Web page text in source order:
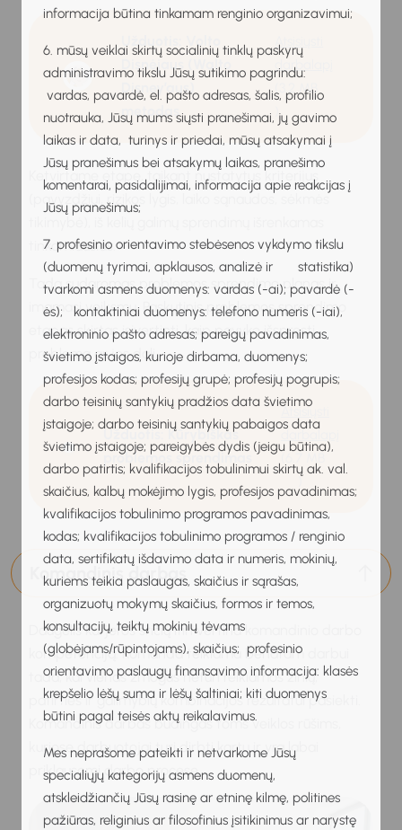
informacija būtina tinkamam renginio organizavimui;
6. mūsų veiklai skirtų socialinių tinklų paskyrų
administravimo tikslu Jūsų sutikimo pagrindu:
vardas, pavardė, el. pašto adresas, šalis, profilio
nuotrauka, Jūsų mums siųsti pranešimai, jų gavimo
laikas ir data, turinys ir priedai, mūsų atsakymai į
Jūsų pranešimus bei atsakymų laikas, pranešimo
komentarai, pasidalijimai, informacija apie reakcijas į
Jūsų pranešimus;
7. profesinio orientavimo stebėsenos vykdymo tikslu
(duomenų tyrimai, apklausos, analizė ir statistika)
tvarkomi asmens duomenys: vardas (-ai); pavardė (-
ės); kontaktiniai duomenys: telefono numeris (-iai),
elektroninio pašto adresas; pareigų pavadinimas,
švietimo įstaigos, kurioje dirbama, duomenys;
profesijos kodas; profesijų grupė; profesijų pogrupis;
darbo teisinių santykių pradžios data švietimo
įstaigoje; darbo teisinių santykių pabaigos data
švietimo įstaigoje; pareigybės dydis (jeigu būtina),
darbo patirtis; kvalifikacijos tobulinimui skirtų ak. val.
skaičius, kalbų mokėjimo lygis, profesijos pavadinimas;
kvalifikacijos tobulinimo programos pavadinimas,
kodas; kvalifikacijos tobulinimo programos / renginio
data, sertifikatų išdavimo data ir numeris, mokinių,
kuriems teikia paslaugas, skaičius ir sąrašas,
organizuotų mokymų skaičius, formos ir temos,
konsultacijų, teiktų mokinių tėvams
(globėjams/rūpintojams), skaičius; profesinio
orientavimo paslaugų finansavimo informacija: klasės
krepšelio lėšų suma ir lėšų šaltiniai; kiti duomenys
būtini pagal teisės aktų reikalavimus.
Mes neprašome pateikti ir netvarkome Jūsų
specialiųjų kategorijų asmens duomenų,
atskleidžiančių Jūsų rasinę ar etninę kilmę, politines
pažiūras, religinius ar filosofinius įsitikinimus ar narystę
Užduotis: Volto
Disnėjaus (Walto
Disney’aus)
Atsisiųsti
darbalapį
(3.2 MB
)
Ketvirtame etape, taikant nustatytus kriterijus
(pavyzdžiui, rizikos lygis, laiko sąnaudos, sėkmės
tinkamiausias.
Tada sudaromas problemos sprendimo planas ir
imamasi veiksmų. Paskutinis problemos sprendimo
etapas skirtas įsivertinti, kaip pavyko išspręsti
problemą ar jos dalį.
Užduotis: Kūrybiškas
problemos sprendimas
Atsisiųsti
darbalapį
)
Komandinis darbas
Daugelis karjeros sričių itin vertina komandinio darbo
kompetenciją. Komanda telkiama bendram darbui
tada, kai vienas žmogus neturi reikiamos žinių,
patirties ir galimybių kombinacijos rezultatui pasiekti.
Komandinis darbas būdingas toms veiklos rūšims,
kuriose darbuotojai turi dirbti kartu ir yra labai
priklausomi darbo procese.